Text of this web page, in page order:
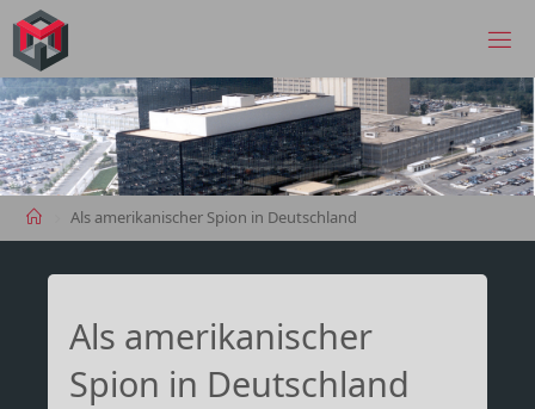
Skip
content
HomeAls amerikanischer Spion in Deutschland
Als amerikanischer
Spion in Deutschland